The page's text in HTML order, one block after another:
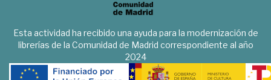
Esta actividad ha recibido una ayuda para la modernización de
librerías de la Comunidad de Madrid correspondiente al año
2024